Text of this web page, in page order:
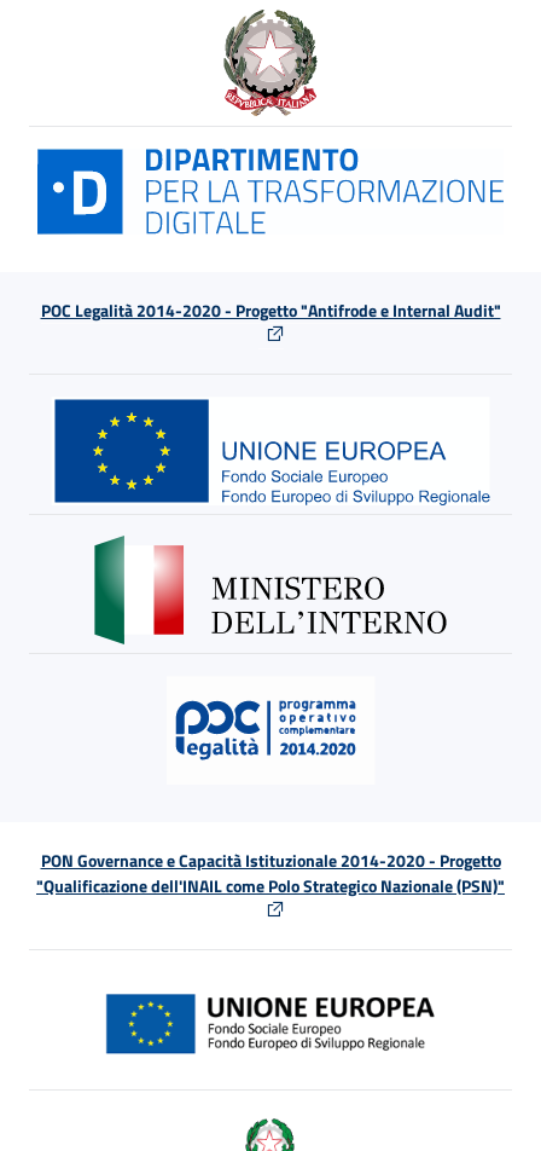
POC Legalità 2014-2020 - Progetto "Antifrode e Internal Audit"
PON Governance e Capacità Istituzionale 2014-2020 - Progetto
"Qualificazione dell'INAIL come Polo Strategico Nazionale (PSN)"